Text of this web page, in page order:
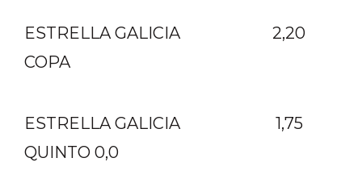
ESTRELLA GALICIA
COPA
ESTRELLA GALICIA
QUINTO 0,0
2,20
1,75